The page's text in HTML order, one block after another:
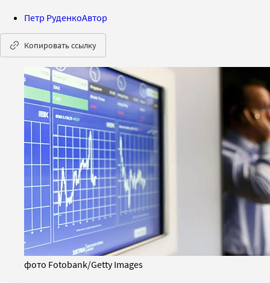
Петр РуденкоАвтор
Копировать ссылку
фото Fotobank/Getty Images